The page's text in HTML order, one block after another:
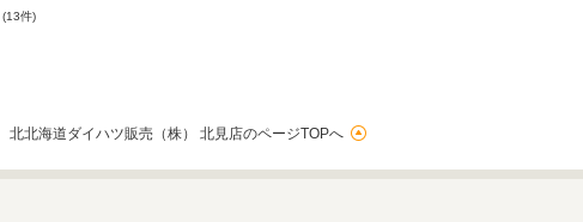
(13件)
北北海道ダイハツ販売（株） 北見店のページTOPへ